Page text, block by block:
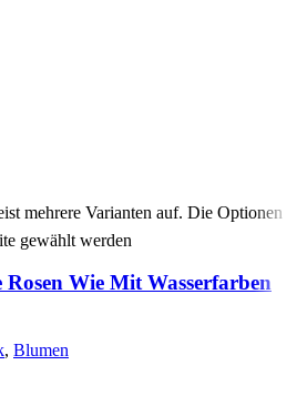
mehrere Varianten auf. Die Optionen
gewählt werden
Wie Mit Wasserfarben
, Blumen